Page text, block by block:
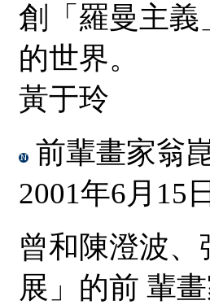
創「羅曼主義
的世界。
黃于玲
前輩畫家翁
2001年6月15
曾和陳澄波
展」的前 輩